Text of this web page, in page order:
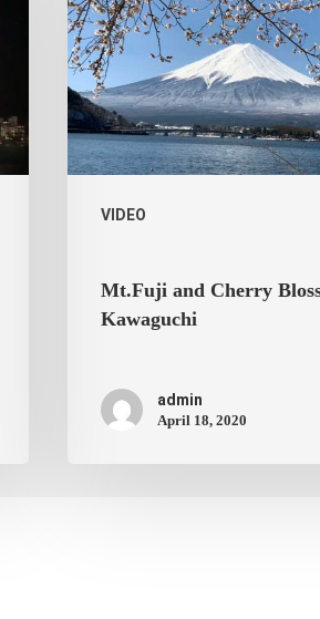
VIDEO
Mt.Fuji and Cherry
Kawaguchi
admin
April 18, 2020